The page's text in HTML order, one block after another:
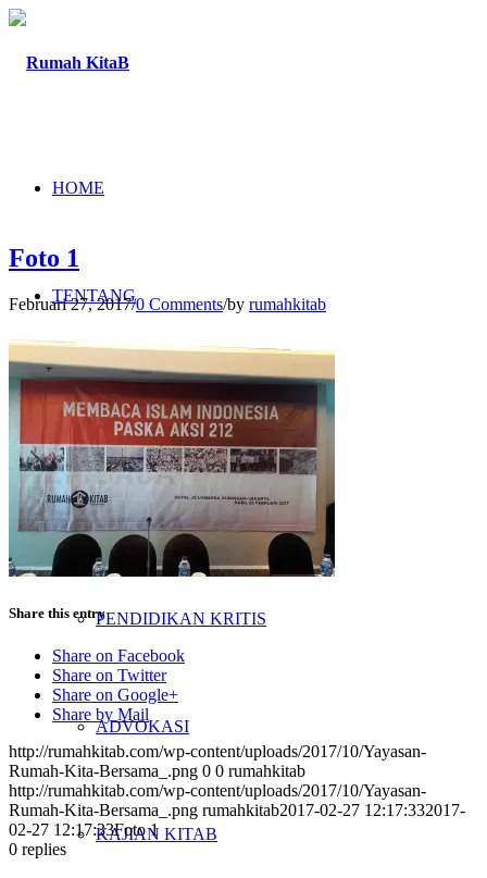
HOME
TENTANG
PROGRAM
PENELITIAN
PENDIDIKAN KRITIS
ADVOKASI
KAJIAN KITAB
Foto 1
Februari 27, 2017/0 Comments/by rumahkitab
Share this entry
Share on Facebook
Share on Twitter
Share on Google+
Share by Mail
http://rumahkitab.com/wp-content/uploads/2017/10/Yayasan-
Rumah-Kita-Bersama_.png 0 0 rumahkitab
http://rumahkitab.com/wp-content/uploads/2017/10/Yayasan-
Rumah-Kita-Bersama_.png rumahkitab2017-02-27 12:17:332017-
02-27 12:17:33Foto 1
0 replies